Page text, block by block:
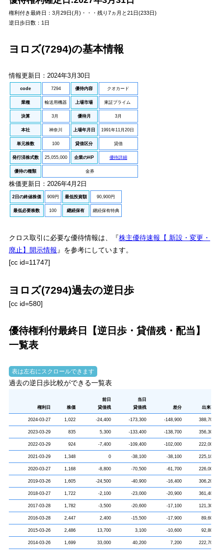
権利付き最終日 ：3月29日(月)・・・残り7ヵ月と21日(233日)
逆日歩日数：1日
ヨロズ(7294)の基本情報
情報更新日：2024年3月30日
code 7294 優待内容 クオカード
業種 輸送用機器 上場市場 東証プライム
決算 3月 優待月 3月
本社 神奈川 上場年月日 1991年11月20日
単元株数 100 貸借区分 貸借
発行済株式数 25,055,000 企業のHP 優待詳細
優待の種類 金券
株価更新日：2026年4月2日
2日の終値株価 909円 最低投資額 90,900円
最低必要株数 100 継続保有 継続保有特典
クロス取引に必要な優待情報は、『株主優待速報【 新設・変更・
廃止】開示情報 』を参考にしています。
[cc id=11747]
ヨロズ(7294)過去の逆日歩
[cc id=580]
優待権利付最終日【逆日歩・貸借残・配当】
一覧表
過去の逆日歩比較ができる一覧表
権利日 株価
前日
貸借残
当日
貸借残
差分 出来高
2024-03-27 1,022 -24,400 -173,300 -148,900 388,700
2023-03-29 835 5,300 -133,400 -138,700 356,300
2022-03-29 924 -7,400 -109,400 -102,000 222,000
2021-03-29 1,348 0 -38,100 -38,100 225,100
2020-03-27 1,168 -8,800 -70,500 -61,700 226,000
2019-03-26 1,605 -24,500 -40,900 -16,400 306,200
2018-03-27 1,722 -2,100 -23,000 -20,900 361,400
2017-03-28 1,782 -3,500 -20,600 -17,100 121,300
2016-03-28 2,447 2,400 -15,500 -17,900 89,600
2015-03-26 2,486 13,700 3,100 -10,600 92,800
2014-03-26 1,699 33,000 40,200 7,200 222,700